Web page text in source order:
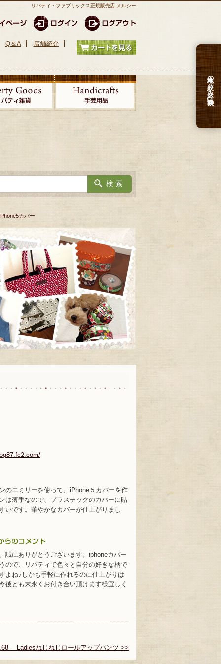
リバティ・ファブリックス正規販売店 メルシー
Q＆A 店舗紹介
生地の絞り込み検索
カバー
エミリーを使って、iPhone５カバーを作
は薄手なので、プラスチックのカバーに貼
いです。華やかなカバーが仕上がりまし
誠にありがとうございます。iphoneカバー
ので、リバティで色々と自分の好きな柄で
よね♪しかも手軽に作れるのに仕上がりは
後とも末永くお付き合い頂けます様宜しく
Ladiesねじねじロールアップパンツ >>